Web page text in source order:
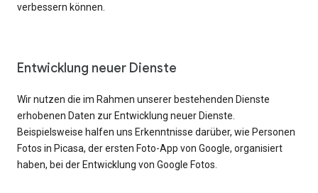
verbessern können.
Entwicklung neuer Dienste
Wir nutzen die im Rahmen unserer bestehenden Dienste
erhobenen Daten zur Entwicklung neuer Dienste.
Beispielsweise halfen uns Erkenntnisse darüber, wie Personen
Fotos in Picasa, der ersten Foto-App von Google, organisiert
haben, bei der Entwicklung von Google Fotos.